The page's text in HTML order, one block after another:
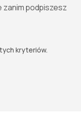
podpiszesz
kryteriów.